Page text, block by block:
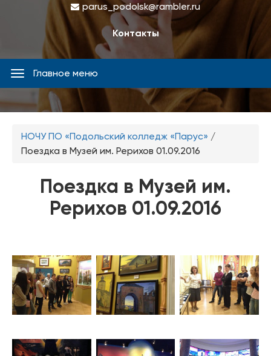
parus_podolsk@rambler.ru
Контакты
Главное
меню
Главное меню
Вы
здесь
НОЧУ ПО «Подольский колледж «Парус» /
Поездка в Музей им. Рерихов 01.09.2016
Поездка в Музей им.
Рерихов 01.09.2016